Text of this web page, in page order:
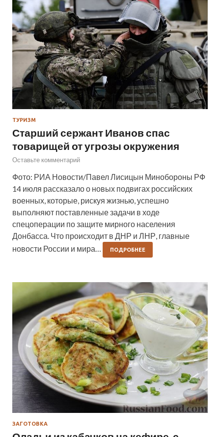
ТУРИЗМ
Старший сержант Иванов спас
товарищей от угрозы окружения
Оставьте комментарий
Фото: РИА Новости/Павел Лисицын Минобороны РФ
14 июля рассказало о новых подвигах российских
военных, которые, рискуя жизнью, успешно
выполняют поставленные задачи в ходе
спецоперации по защите мирного населения
Донбасса. Что происходит в ДНР и ЛНР, главные
новости России и мира…
ПОДРОБНЕЕ
ЗАГОТОВКА